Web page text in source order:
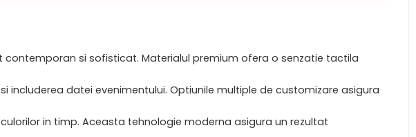
si sofisticat. Materialul premium ofera o senzatie tactila
includerea datei evenimentului. Optiunile multiple de customizare asigura
in timp. Aceasta tehnologie moderna asigura un rezultat